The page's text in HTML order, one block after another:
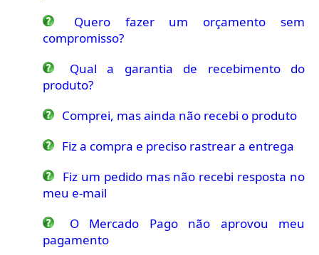
Quero fazer um orçamento sem
compromisso?
Qual a garantia de recebimento do
produto?
Comprei, mas ainda não recebi o produto
Fiz a compra e preciso rastrear a entrega
Fiz um pedido mas não recebi resposta no
meu e-mail
O Mercado Pago não aprovou meu
pagamento